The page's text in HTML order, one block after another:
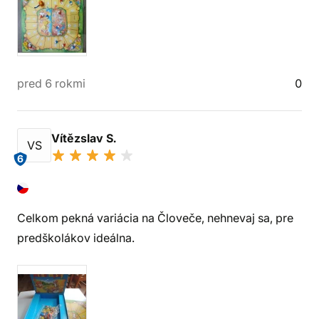
pred 6 rokmi 0
VS
6
Vítězslav S.
Celkom pekná variácia na Človeče, nehnevaj sa, pre
predškolákov ideálna.